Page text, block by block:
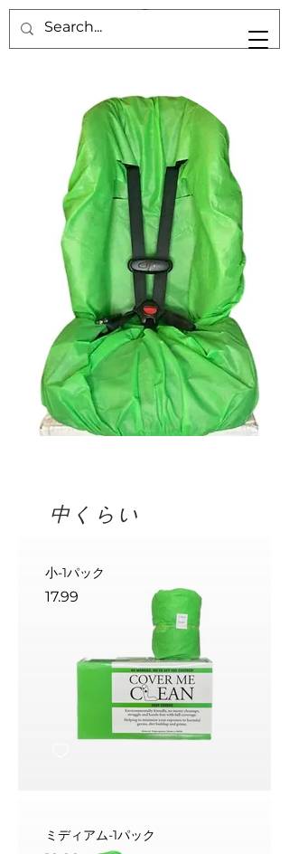
中くらい
小-1パック
17.99
ミディアム-1パック